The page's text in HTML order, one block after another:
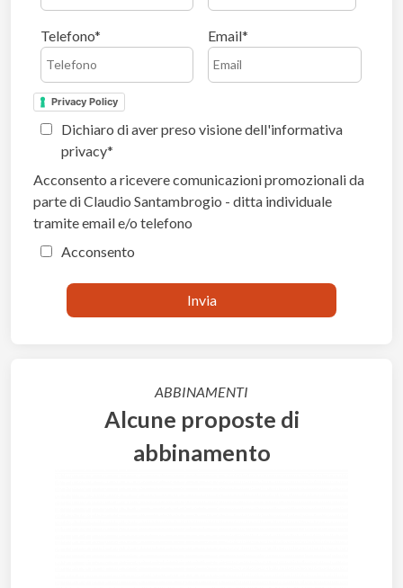
Telefono Email
Privacy Policy
Dichiaro di aver preso visione dell'informativa
privacy
Acconsento a ricevere comunicazioni promozionali da
parte di Claudio Santambrogio - ditta individuale
tramite email e/o telefono
Acconsento
ABBINAMENTI
Alcune proposte di
abbinamento